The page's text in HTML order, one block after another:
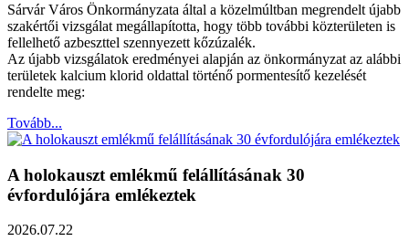
Sárvár Város Önkormányzata által a közelmúltban megrendelt újabb
szakértői vizsgálat megállapította, hogy több további közterületen is
fellelhető azbeszttel szennyezett kőzúzalék.
Az újabb vizsgálatok eredményei alapján az önkormányzat az alábbi
területek kalcium klorid oldattal történő pormentesítő kezelését
rendelte meg:
Tovább...
A holokauszt emlékmű felállításának 30
évfordulójára emlékeztek
2026.07.22